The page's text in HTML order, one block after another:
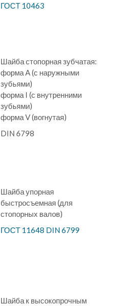
ГОСТ 10463
Шайба стопорная зубчатая:
форма A (с наружными
зубьями)
форма I (с внутренними
зубьями)
форма V (вогнутая)
DIN 6798
Шайба упорная
быстросъемная (для
стопорных валов)
ГОСТ 11648 DIN 6799
Шайба к высокопрочным